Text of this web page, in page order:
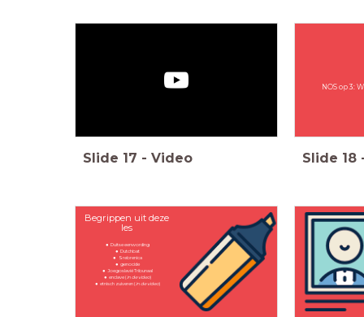
Slide 17 - Video
NOS op 3:
Slide 18
Begrippen uit deze
les
Duitse eenwording
Dutchbat
Srebrenica
genocide
Joegoslavië Tribunaal
enclave (in de video)
etnisch zuiveren (in de video)